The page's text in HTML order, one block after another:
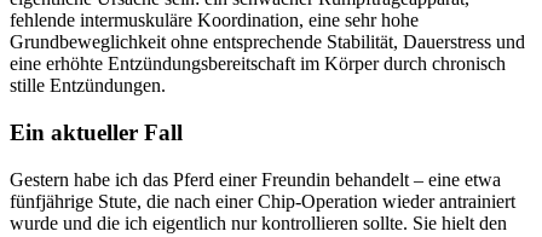
fehlende intermuskuläre Koordination, eine sehr hohe
Grundbeweglichkeit ohne entsprechende Stabilität, Dauerstress und
eine erhöhte Entzündungsbereitschaft im Körper durch chronisch
stille Entzündungen.
Ein aktueller Fall
Gestern habe ich das Pferd einer Freundin behandelt – eine etwa
fünfjährige Stute, die nach einer Chip-Operation wieder antrainiert
wurde und die ich eigentlich nur kontrollieren sollte. Sie hielt den